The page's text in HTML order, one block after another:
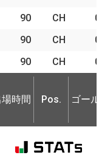
90 CH
90 CH
90 CH
場時間 Pos. ゴー